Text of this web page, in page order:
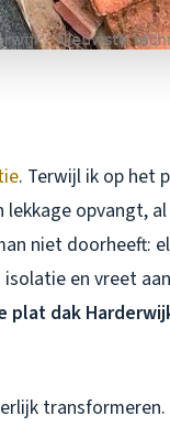
. Terwijl ik op het
opvangt,
niet doorheeft:
en vreet
plat dak
transformeren.